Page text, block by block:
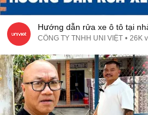
Hướng dẫn rửa xe ô tô tại
CÔNG TY TNHH UNI VIỆT • 26K